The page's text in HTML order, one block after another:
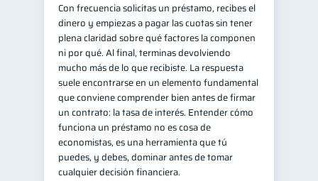
Productos financieros 11
Organización Financiera 10
Deudas
Entidad financiera 8
Préstamos Ahorro
Consejos 6
Tarjeta de crédito
Historial crediticio 6
Con frecuencia solicitas un préstamo, recibes el
dinero y empiezas a pagar las cuotas sin tener
plena claridad sobre qué factores la componen
ni por qué. Al final, terminas devolviendo
mucho más de lo que recibiste. La respuesta
suele encontrarse en un elemento fundamental
que conviene comprender bien antes de firmar
un contrato: la tasa de interés. Entender cómo
funciona un préstamo no es cosa de
economistas, es una herramienta que tú
puedes, y debes, dominar antes de tomar
cualquier decisión financiera.